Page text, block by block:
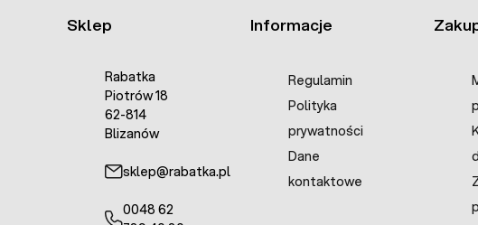
Sklep
Rabatka
Piotrów 18
62-814
Blizanów
sklep@rabatka.pl
0048 62
Informacje
Regulamin
Polityka
prywatności
Dane
kontaktowe